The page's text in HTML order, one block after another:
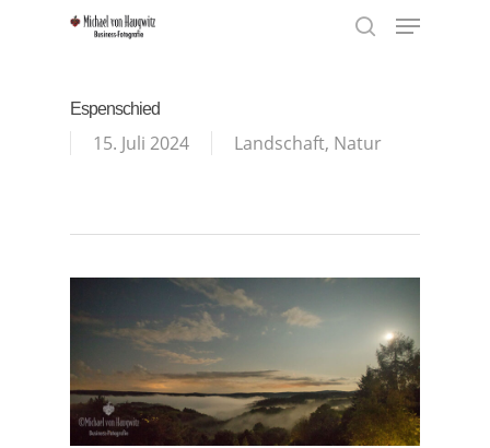
Menu
Espenschied
15. Juli 2024 Landschaft, Natur